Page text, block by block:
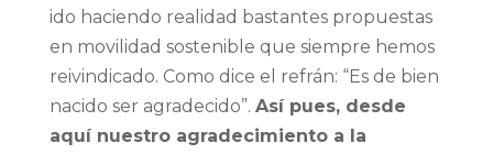
ido haciendo realidad bastantes propuestas
en movilidad sostenible que siempre hemos
reivindicado. Como dice el refrán: “Es de bien
nacido ser agradecido”. Así pues, desde
aquí nuestro agradecimiento a la